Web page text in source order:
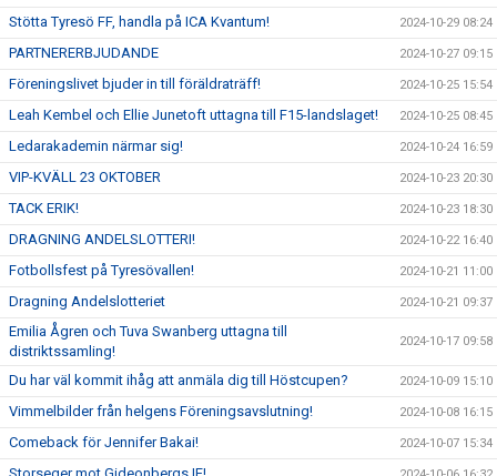
Stötta Tyresö FF, handla på ICA Kvantum! 2024-10-29 08:24
PARTNERERBJUDANDE 2024-10-27 09:15
Föreningslivet bjuder in till föräldraträff! 2024-10-25 15:54
Leah Kembel och Ellie Junetoft uttagna till F15-landslaget! 2024-10-25 08:45
Ledarakademin närmar sig! 2024-10-24 16:59
VIP-KVÄLL 23 OKTOBER 2024-10-23 20:30
TACK ERIK! 2024-10-23 18:30
DRAGNING ANDELSLOTTERI! 2024-10-22 16:40
Fotbollsfest på Tyresövallen! 2024-10-21 11:00
Dragning Andelslotteriet 2024-10-21 09:37
Emilia Ågren och Tuva Swanberg uttagna till
distriktssamling!
2024-10-17 09:58
Du har väl kommit ihåg att anmäla dig till Höstcupen? 2024-10-09 15:10
Vimmelbilder från helgens Föreningsavslutning! 2024-10-08 16:15
Comeback för Jennifer Bakai! 2024-10-07 15:34
Storseger mot Gideonbergs IF!